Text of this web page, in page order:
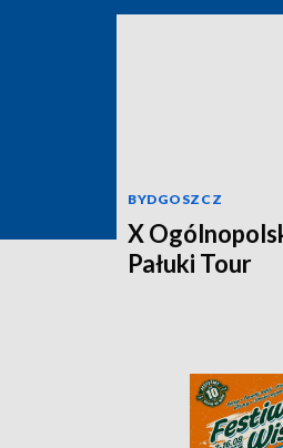
BYDGOSZCZ
X
Pałuki Tour